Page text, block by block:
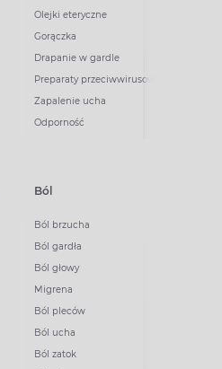
Olejki eteryczne
Gorączka
Drapanie w gardle
Preparaty przeciwwirusowe
Zapalenie ucha
Odporność
Ból
Ból brzucha
Ból gardła
Ból głowy
Migrena
Ból pleców
Ból ucha
Ból zatok